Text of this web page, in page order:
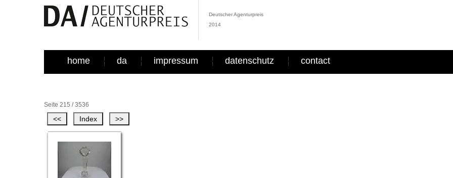
Deutscher Agenturpreis
2014
home da impressum datenschutz contact
Seite 215 / 3536